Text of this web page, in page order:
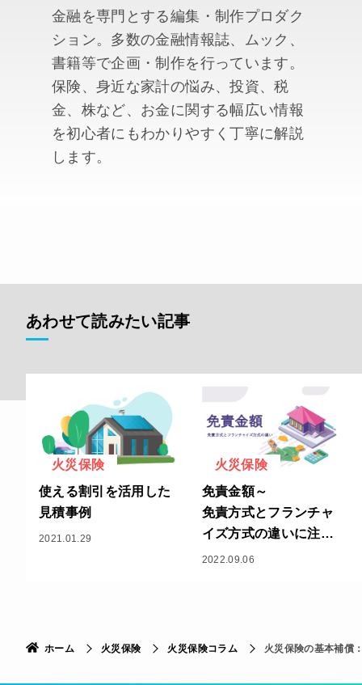
金融を専門とする編集・制作プロダク
ション。多数の金融情報誌、ムック、
書籍等で企画・制作を行っています。
保険、身近な家計の悩み、投資、税
金、株など、お金に関する幅広い情報
を初心者にもわかりやすく丁寧に解説
します。
あわせて読みたい記事
火災保険
使える割引を活用した
見積事例
2021.01.29
火災保険
免責金額～
免責方式とフランチャ
イズ方式の違いに注意
！～
2022.09.06
ホーム 火災保険 火災保険コラム 火災保険の基本補償